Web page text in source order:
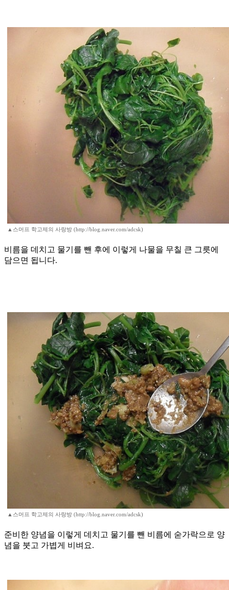
▲스머프 학고제의 사랑방 (http://blog.naver.com/adcsk)
비름을 데치고 물기를 뺀 후에 이렇게 나물을 무칠 큰 그릇에
담으면 됩니다.
▲스머프 학고제의 사랑방 (http://blog.naver.com/adcsk)
준비한 양념을 이렇게 데치고 물기를 뺀 비름에 숟가락으로 양
념을 붓고 가볍게 비벼요.